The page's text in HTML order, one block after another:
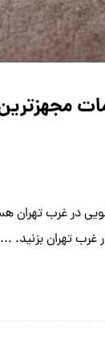
در غرب تهران
غرب تهران بزنید. ...